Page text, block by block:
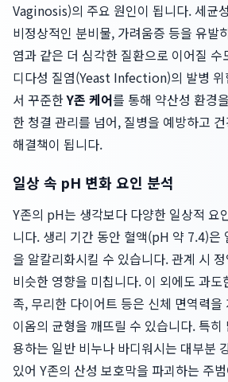
Vaginosis)의 주요 원인이 됩니다. 세균
비정상적인 분비물, 가려움증 등을 유발
염과 같은 더 심각한 질환으로 이어질
디다성 질염(Yeast Infection)의 발병 위
서 꾸준한Y존 케어를 통해 약산성 환경
한 청결 관리를 넘어, 질병을 예방하고
해결책이 됩니다.
일상 속 pH 변화 요인 분석
Y존의 pH는 생각보다 다양한 일상적 요
니다. 생리 기간 동안 혈액(pH 약 7.4)은
을 알칼리화시킬 수 있습니다. 관계 시
비슷한 영향을 미칩니다. 이 외에도 과도
족, 무리한 다이어트 등은 신체 면역력
이옴의 균형을 깨뜨릴 수 있습니다. 특
용하는 일반 비누나 바디워시는 대부분
있어 Y존의 산성 보호막을 파괴하는 주